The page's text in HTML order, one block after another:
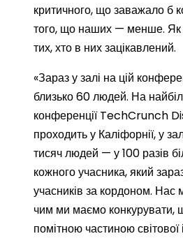
критичного, що заважало б
того, що наших — менше. Як
тих, хто в них зацікавлений.
«Зараз у залі на цій
близько 60 людей. На
конференції TechCrunch
проходить у Каліфорнії, у
тисяч людей — у 100 разів
кожного учасника, який
учасників за кордоном. Нас
чим ми маємо конкурувати,
помітною частиною світової